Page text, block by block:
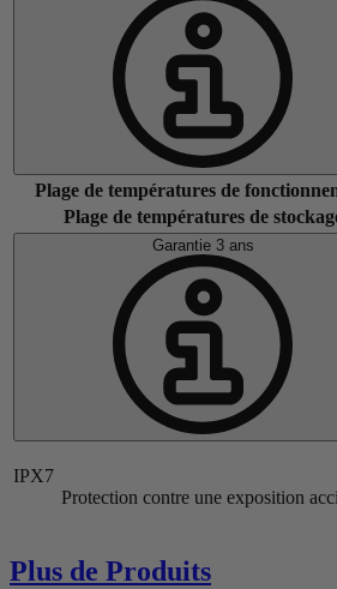
Plage de températures de
Plage de températures de
Garantie 3 ans
IPX7
Protection contre une exposition
Plus de Produits